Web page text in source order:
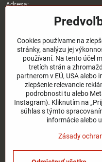
Adresa:
Otváracie hodiny:
8:00 - 17:00 pondelok - piatok
8:00 - 12:00 sobota
Nedeľa - zatvorené
O nás
Užitočné odkazy
©
Cookies používame na
stránky, analýzu jej
používaní. Na tento účel
tretích strán a
partnerom v EÚ, USA alebo
zlepšenie relevancie
podrobnosti tu alebo
Instagram). Kliknutím na
súhlas s týmto
informácie alebo
Zásady